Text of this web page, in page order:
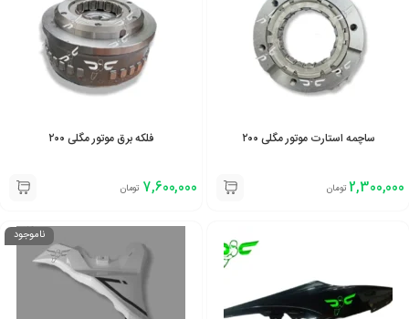
ساچمه استارت موتور مگلی ۲۰۰
2,300,000 تومان
فلکه برق موتور مگلی ۲۰۰
7,600,000 تومان
ناموجود